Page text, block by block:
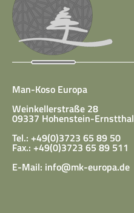
Man-Koso Europa
Weinkellerstraße 28
09337 Hohenstein-Ernstthal
Tel.: +49(0)3723 65 89 50
Fax.: +49(0)3723 65 89 511
E-Mail: info@mk-europa.de